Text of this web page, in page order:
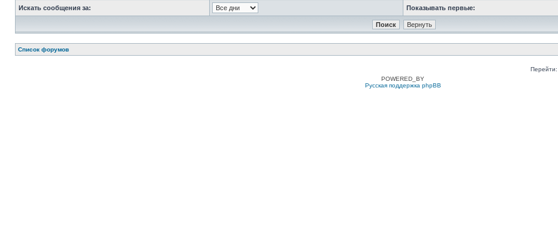
Искать сообщения за: Показывать первые:
Список форумов
Перейти:
POWERED_BY
Русская поддержка phpBB